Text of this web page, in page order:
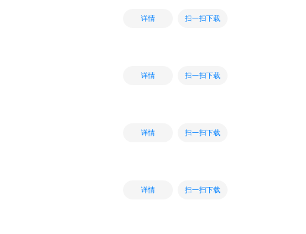
详情 扫一扫下载
详情 扫一扫下载
详情 扫一扫下载
详情 扫一扫下载